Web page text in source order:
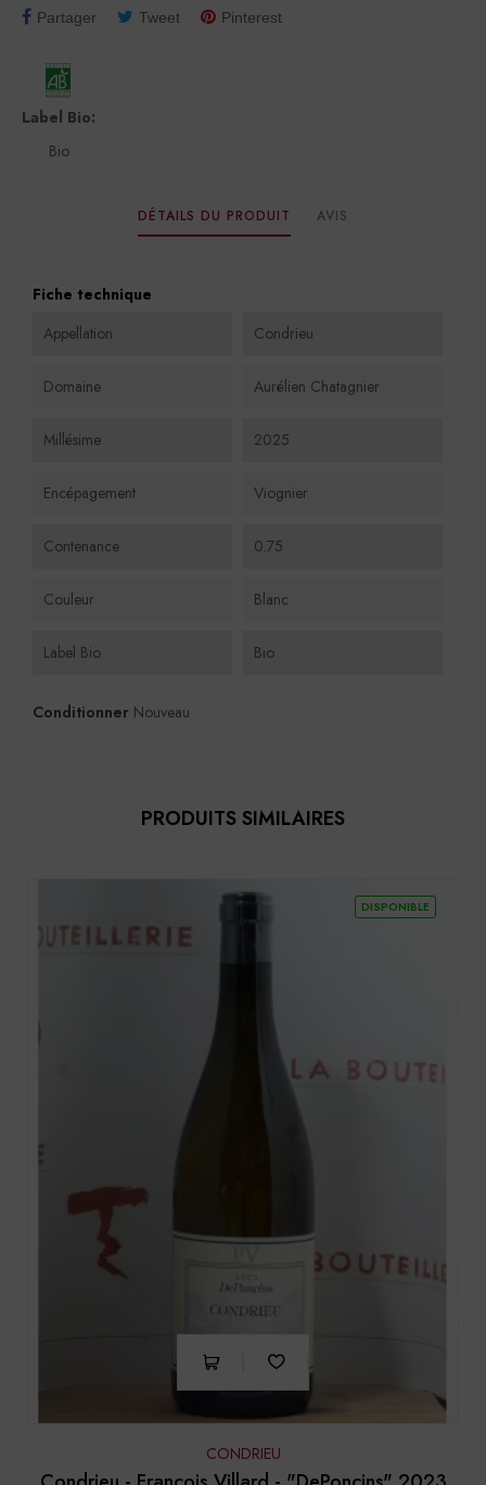
Partager Tweet Pinterest
Label Bio:
Bio
DÉTAILS DU PRODUIT AVIS
Fiche technique
Appellation
Condrieu
Domaine Aurélien Chatagnier
Millésime 2025
Encépagement Viognier
Contenance 0.75
Couleur Blanc
Label Bio Bio
Conditionner Nouveau
PRODUITS SIMILAIRES
DISPONIBLE
CONDRIEU